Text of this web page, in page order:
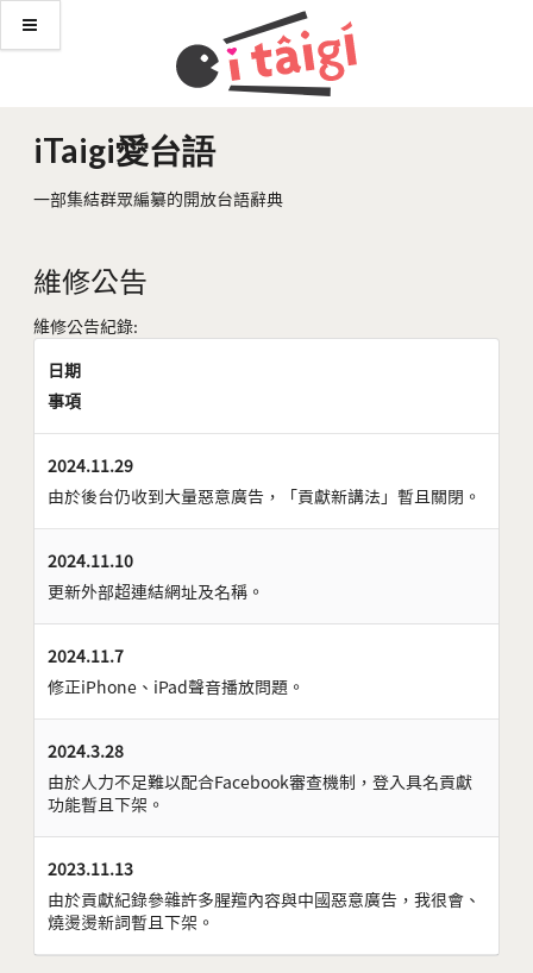
iTaigi愛台語
一部集結群眾編纂的開放台語辭典
維修公告
維修公告紀錄:
日期
事項
2024.11.29
由於後台仍收到大量惡意廣告，「貢獻新講法」暫且關閉。
2024.11.10
更新外部超連結網址及名稱。
2024.11.7
修正iPhone、iPad聲音播放問題。
2024.3.28
由於人力不足難以配合Facebook審查機制，登入具名貢獻
功能暫且下架。
2023.11.13
由於貢獻紀錄參雜許多腥羶內容與中國惡意廣告，我很會、
燒燙燙新詞暫且下架。